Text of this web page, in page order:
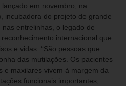
em novembro, na
incubadora do projeto de grande
entrelinhas, o legado de
internacional que
e vidas. “São pessoas que
das mutilações. Os pacientes
e maxilares vivem à margem da
funcionais importantes,